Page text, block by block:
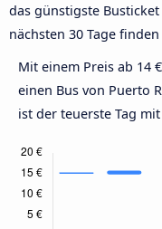
das günstigste
nächsten 30 Tage
Mit einem Preis ab 14
einen Bus von Puerto
ist der teuerste Tag